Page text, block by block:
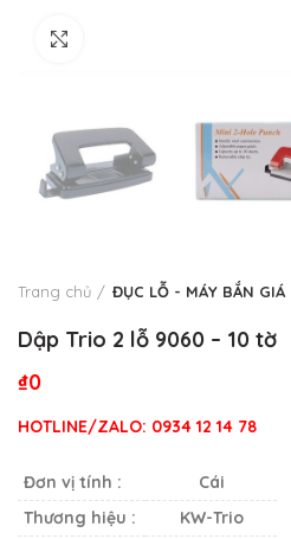
Trang chủ ĐỤC LỖ - MÁY BẮN GIÁ
Dập Trio 2 lỗ 9060 – 10 tờ
₫0
HOTLINE/ZALO: 0934 12 14 78
Đơn vị tính :
Cái
Thương hiệu :
KW-Trio